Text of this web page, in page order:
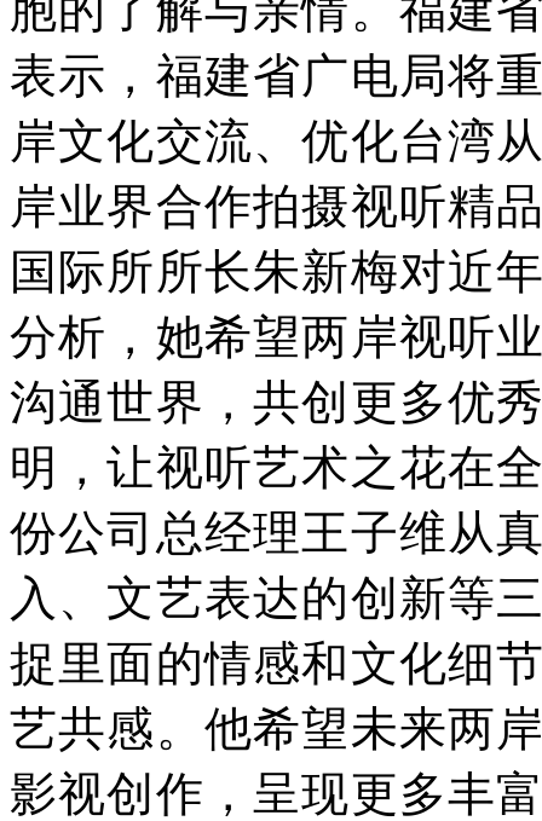
表示，福建省广电局将
岸文化交流、优化台湾
岸业界合作拍摄视听精
国际所所长朱新梅对近
分析，她希望两岸视听
沟通世界，共创更多优
明，让视听艺术之花在
份公司总经理王子维从
入、文艺表达的创新等
捉里面的情感和文化细
艺共感。他希望未来两
影视创作，呈现更多丰